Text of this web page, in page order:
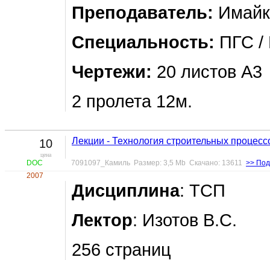
Преподаватель:
Специальность: ПГС /
Чертежи: 20 листов А3
2 пролета 12м.
10
цена
DOC
2007
Лекции - Технология строительных
7091097_Камиль Размер: 3,5 Mb Скачано: 13611 >>
Дисциплина: ТСП
Лектор: Изотов В.С.
256 страниц